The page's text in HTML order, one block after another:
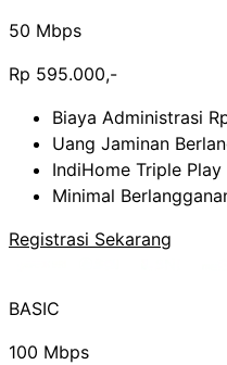
50 Mbps
Rp 595.000,-
Biaya Administrasi
Uang Jaminan
IndiHome Triple Play
Minimal
Registrasi Sekarang
BASIC
100 Mbps